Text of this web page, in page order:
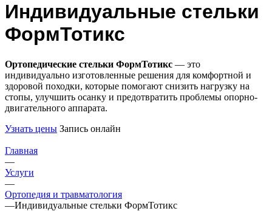
Индивидуальные стельки
ФормТотикс
Ортопедические стельки ФормТотикс — это
индивидуально изготовленные решения для комфортной и
здоровой походки, которые помогают снизить нагрузку на
стопы, улучшить осанку и предотвратить проблемы опорно-
двигательного аппарата.
Узнать цены Запись онлайн
Главная
—
Услуги
—
Ортопедия и травматология
—Индивидуальные стельки ФормТотикс